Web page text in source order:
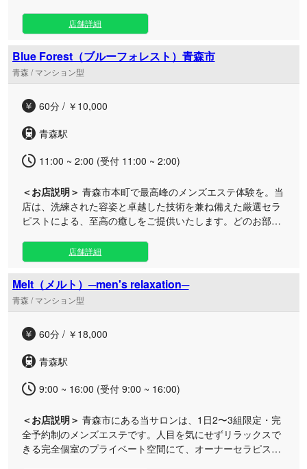
様との信頼関係を大切にし、長く通いたくなる上質な隠れ家
サロンを目指しております。 施術にはお肌に優しい厳選され
たオイルを使用し、刺激やベタつきが気になる方にも安心の
ケアをご提供。完全予約制のプライベートなマンションの一
室で、周囲の目を気にすることなく自分だけの贅沢な時間を
の喧騒を離れ、心まで深く満たされる本格派のトリートメン
店舗詳細
Blue Forest（ブルーフォレスト）青森市
青森 / マンション型
60分 / ￥10,000
青森駅
11:00 ~ 2:00 (受付 11:00 ~ 2:00)
＜お店説明＞ 青森市本町で最高峰のメンズエステ体験を。当
店は、洗練された容姿と卓越した技術を兼ね備えた厳選セラ
ピストによる、至高の癒しをご提供いたします。どのお部屋
りや出張の際にも立ち寄りやすいロケーションで、日常の喧
騒を忘れられる贅沢なプライベート空間をご用意いたしまし
た。細部までこだわり抜いたおもてなしと、セラピストの確
かな技術が織りなす極上のリラクゼーションを、ぜひ心ゆく
店舗詳細
Melt（メルト）─men's relaxation─
青森 / マンション型
60分 / ￥18,000
青森駅
9:00 ~ 16:00 (受付 9:00 ~ 16:00)
＜お店説明＞ 青森市にある当サロンは、1日2〜3組限定・完
全予約制のメンズエステです。人目を気にせずリラックスで
きる完全個室のプライベート空間にて、オーナーセラピスト